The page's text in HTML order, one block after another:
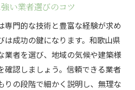
たリフォーム計画の立て方
囲の見極めポイント
納得の工事範囲を決める方法
適な工事範囲を選ぶコツとは
ームで必要な範囲の検討法
い業者選びのコツ
専門的な技術と豊富な経験が求め
は成功の鍵になります。和歌山県
業者を選び、地域の気候や建築様
確認しましょう。信頼できる業者
りの段階で細かく説明し、無理な